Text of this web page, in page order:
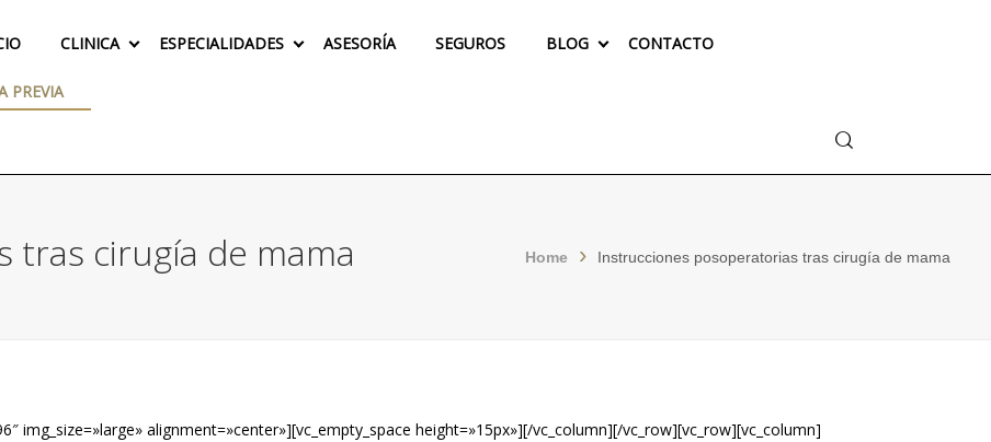
CLINICA ESPECIALIDADES ASESORÍA SEGUROS BLOG CONTACTO
PREVIA
Buscar
tras cirugía de mama Home Instrucciones posoperatorias tras cirugía de mama
img_size=»large» alignment=»center»][vc_empty_space height=»15px»][/vc_column][/vc_row][vc_row][vc_column]